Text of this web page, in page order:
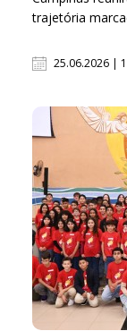
trajetória
25.06.2026 |